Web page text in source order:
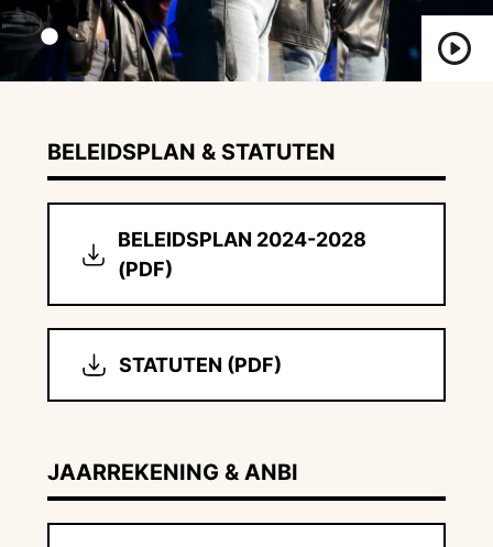
BELEIDSPLAN & STATUTEN
BELEIDSPLAN 2024-2028
(PDF)
STATUTEN (PDF)
JAARREKENING & ANBI